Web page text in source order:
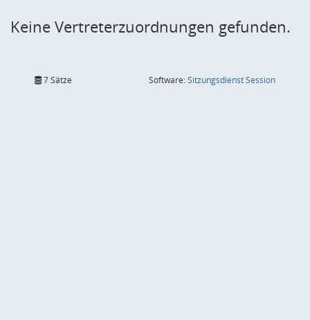
Keine Vertreterzuordnungen gefunden.
7 Sätze Software:SitzungsdienstSession(Wird in